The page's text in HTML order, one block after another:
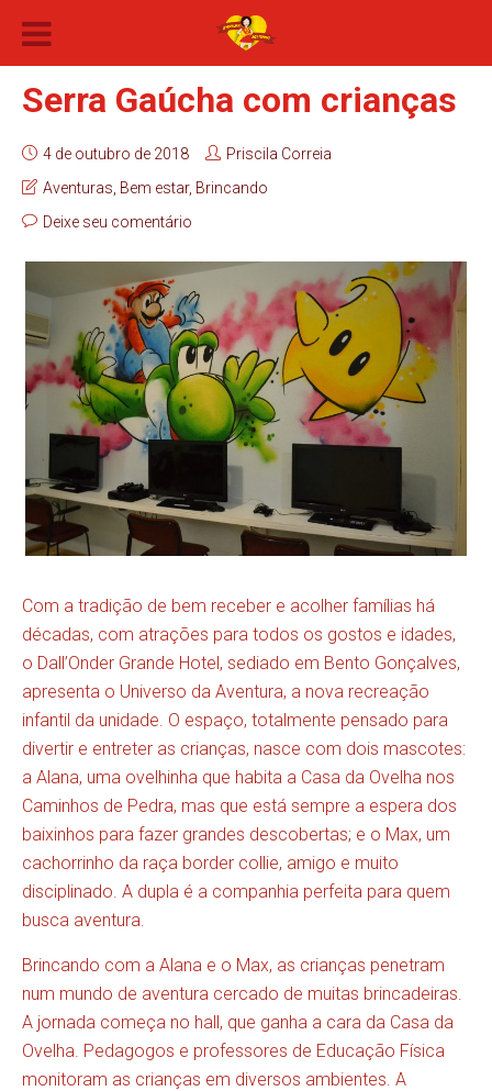
Serra Gaúcha com crianças
4 de outubro de 2018
Priscila Correia
Aventuras Bem estar, Brincando
Deixe seu comentário
Com a tradição de bem receber e acolher famílias há
décadas, com atrações para todos os gostos e idades,
o Dall’Onder Grande Hotel, sediado em Bento Gonçalves,
apresenta o Universo da Aventura, a nova recreação
infantil da unidade. O espaço, totalmente pensado para
divertir e entreter as crianças, nasce com dois mascotes:
a Alana, uma ovelhinha que habita a Casa da Ovelha nos
Caminhos de Pedra, mas que está sempre a espera dos
baixinhos para fazer grandes descobertas; e o Max, um
cachorrinho da raça border collie, amigo e muito
disciplinado. A dupla é a companhia perfeita para quem
busca aventura.
Brincando com a Alana e o Max, as crianças penetram
num mundo de aventura cercado de muitas brincadeiras.
A jornada começa no hall, que ganha a cara da Casa da
Ovelha. Pedagogos e professores de Educação Física
monitoram as crianças em diversos ambientes. A